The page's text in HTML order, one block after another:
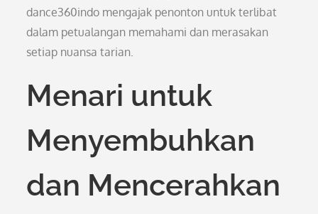
dance360indo mengajak penonton untuk terlibat
dalam petualangan memahami dan merasakan
setiap nuansa tarian.
Menari untuk
Menyembuhkan
dan Mencerahkan